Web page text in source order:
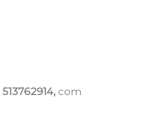
513762914, com